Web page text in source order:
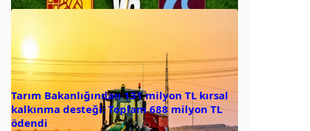
Tarım Bakanlığından 131 milyon TL kırsal
kalkınma desteği: Toplam 688 milyon TL
ödendi